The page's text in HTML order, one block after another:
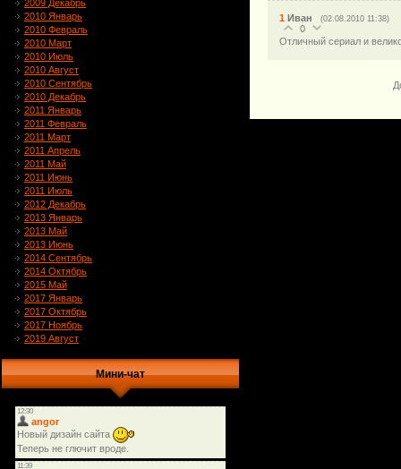
2009 Декабрь
2010 Январь
2010 Февраль
2010 Март
2010 Июль
2010 Август
2010 Сентябрь
2010 Декабрь
2011 Январь
2011 Февраль
2011 Март
2011 Апрель
2011 Май
2011 Июнь
2011 Июль
2012 Декабрь
2013 Январь
2013 Май
2013 Июнь
2014 Сентябрь
2014 Октябрь
2015 Май
2017 Январь
2017 Октябрь
2017 Ноябрь
2019 Август
Мини-чат
1 Иван (02.08.2010 11:38)
0
Отличный сериал и